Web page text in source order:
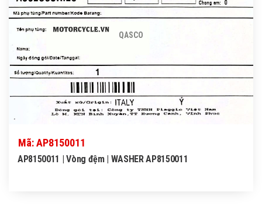
QASCO
Mã: AP8150011
AP8150011 | Vòng đệm | WASHER AP8150011